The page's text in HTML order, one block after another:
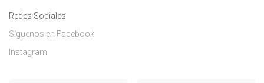
Redes Sociales
Síguenos en Facebook
Instagram